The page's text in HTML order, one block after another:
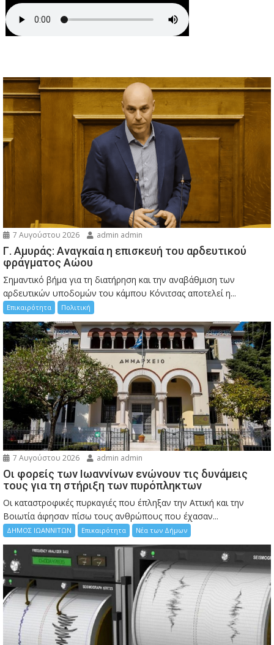
7 Αυγούστου 2026 admin admin
Γ. Αμυράς: Αναγκαία η επισκευή του αρδευτικού
φράγματος Αώου
Σημαντικό βήμα για τη διατήρηση και την αναβάθμιση των
αρδευτικών υποδομών του κάμπου Κόνιτσας αποτελεί η...
Επικαιρότητα Πολιτική
7 Αυγούστου 2026 admin admin
Οι φορείς των Ιωαννίνων ενώνουν τις δυνάμεις
τους για τη στήριξη των πυρόπληκτων
Οι καταστροφικές πυρκαγιές που έπληξαν την Αττική και την
Bοιωτία άφησαν πίσω τους ανθρώπους που έχασαν...
ΔΗΜΟΣ ΙΩΑΝΝΙΤΩΝ Επικαιρότητα Νέα των Δήμων